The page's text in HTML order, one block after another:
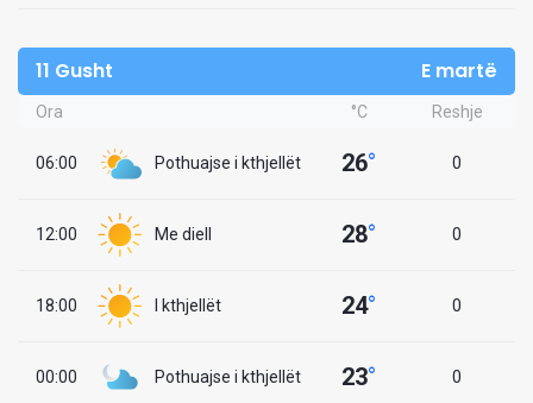
11 Gusht E martë
Ora °C Reshje
06:00 Pothuajse i kthjellët 26° 0
12:00 Me diell 28° 0
18:00 I kthjellët 24° 0
00:00 Pothuajse i kthjellët 23° 0